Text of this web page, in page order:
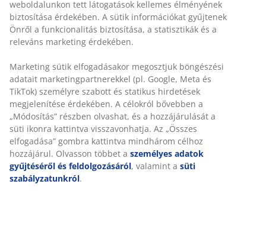
weboldalunkon tett látogatások kellemes élményének
biztosítása érdekében. A sütik információkat gyűjtenek
Önről a funkcionalitás biztosítása, a statisztikák és a
releváns marketing érdekében.
Marketing sütik elfogadásakor megosztjuk böngészési
adatait marketingpartnerekkel (pl. Google, Meta és
TikTok) személyre szabott és statikus hirdetések
megjelenítése érdekében. A célokról bővebben a
„Módosítás” részben olvashat, és a hozzájárulását a
süti ikonra kattintva visszavonhatja. Az „Összes
elfogadása” gombra kattintva mindhárom célhoz
hozzájárul. Olvasson többet a személyes adatok
gyűjtéséről és feldolgozásáról, valamint a süti
szabályzatunkról.